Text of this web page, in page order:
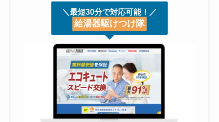
＼最短30分で対応可能！／
給湯器駆けつけ隊